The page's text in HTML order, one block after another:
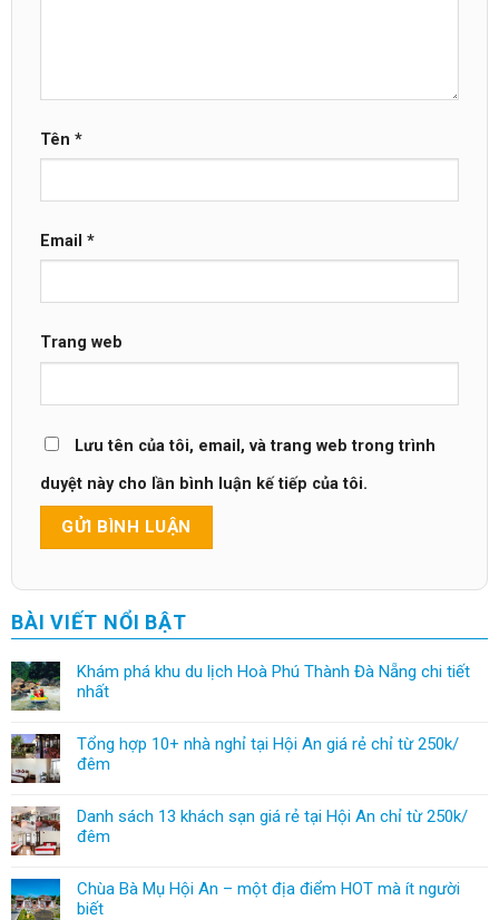
Tên *
Email *
Trang web
Lưu tên của tôi, email, và trang web trong trình
duyệt này cho lần bình luận kế tiếp của tôi.
BÀI VIẾT NỔI BẬT
Khám phá khu du lịch Hoà Phú Thành Đà Nẵng chi tiết
nhất
Tổng hợp 10+ nhà nghỉ tại Hội An giá rẻ chỉ từ 250k/
đêm
Danh sách 13 khách sạn giá rẻ tại Hội An chỉ từ 250k/
đêm
Chùa Bà Mụ Hội An – một địa điểm HOT mà ít người
biết